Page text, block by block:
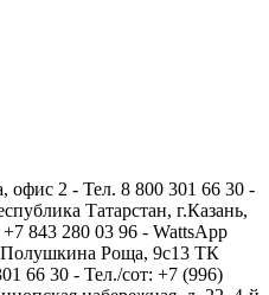
2 - Тел. 8 800 301 66 30 -
Татарстан, г.Казань,
843 280 03 96 - WattsApp
Полушкина Роща, 9с13 ТК
66 30 - Тел./сот: +7 (996)